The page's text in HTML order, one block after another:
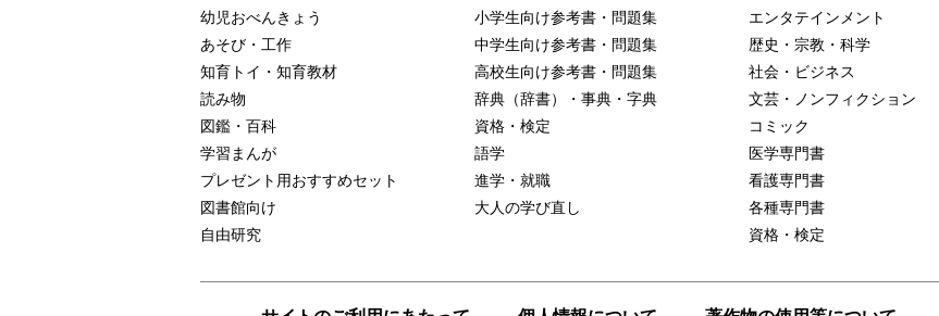
幼児おべんきょう
あそび・工作
知育トイ・知育教材
読み物
図鑑・百科
学習まんが
プレゼント用おすすめセット
図書館向け
自由研究
小学生向け参考書・問題集
中学生向け参考書・問題集
高校生向け参考書・問題集
辞典（辞書）・事典・字典
資格・検定
語学
進学・就職
大人の学び直し
エンタテインメント
歴史・宗教・科学
社会・ビジネス
文芸・ノンフィクション
コミック
医学専門書
看護専門書
各種専門書
資格・検定